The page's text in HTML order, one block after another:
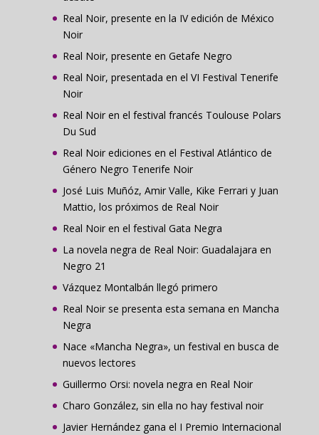
Real Noir, presente en la IV edición de México
Noir
Real Noir, presente en Getafe Negro
Real Noir, presentada en el VI Festival Tenerife
Noir
Real Noir en el festival francés Toulouse Polars
Du Sud
Real Noir ediciones en el Festival Atlántico de
Género Negro Tenerife Noir
José Luis Muñóz, Amir Valle, Kike Ferrari y Juan
Mattio, los próximos de Real Noir
Real Noir en el festival Gata Negra
La novela negra de Real Noir: Guadalajara en
Negro 21
Vázquez Montalbán llegó primero
Real Noir se presenta esta semana en Mancha
Negra
Nace «Mancha Negra», un festival en busca de
nuevos lectores
Guillermo Orsi: novela negra en Real Noir
Charo González, sin ella no hay festival noir
Javier Hernández gana el I Premio Internacional